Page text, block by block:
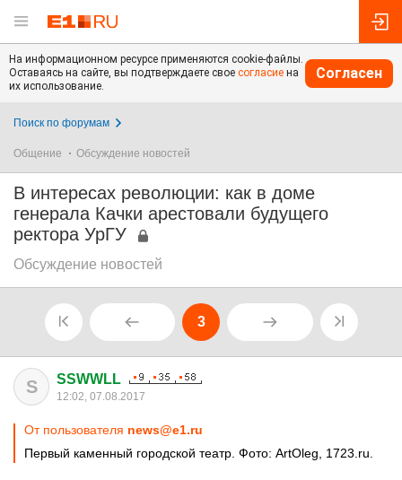
На информационном ресурсе применяются cookie-файлы.
Оставаясь на сайте, вы подтверждаете свое согласие на
их использование.
Согласен
Поиск по форумам
Общение Обсуждение новостей
В интересах революции: как в доме
генерала Качки арестовали будущего
ректора УрГУ
Обсуждение новостей
3
S SSWWLL
12:02, 07.08.2017
От пользователя news@e1.ru
Первый каменный городской театр. Фото: ArtOleg, 1723.ru.